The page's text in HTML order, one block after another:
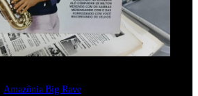
Amazônia Big Rave